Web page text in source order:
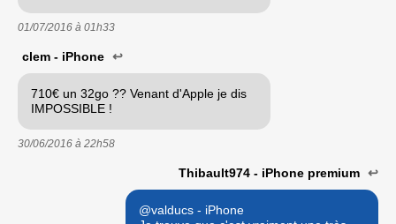
01/07/2016 à 01h33
clem - iPhone ↩
710€ un 32go ?? Venant d'Apple je dis
IMPOSSIBLE !
30/06/2016 à 22h58
Thibault974 - iPhone premium ↩
@valducs - iPhone